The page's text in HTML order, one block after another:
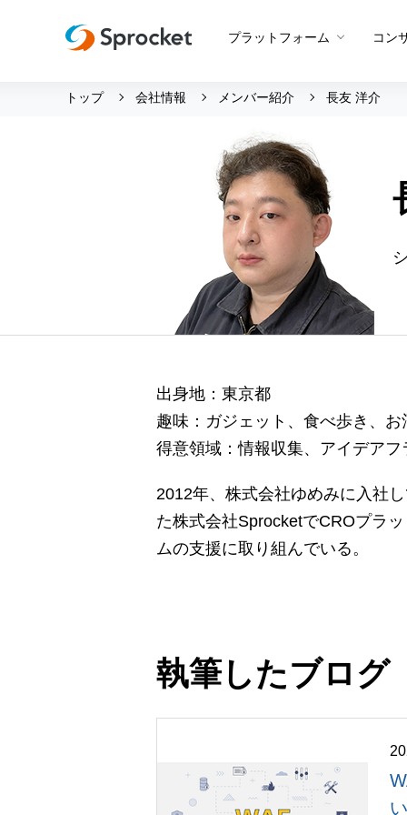
プラットフォーム
プロダクト概要
Web接客
アプリ最適化
アンケート
A/Bテスト
LINE活用
コン
運用支援 トップ
グッドスパイラル
Beyond CROコンサルティン
CROコンサルティング
設定代行
サポートボット
会社情報 トップ
会社概要
メンバー紹介
採用情報
創業の想い
沿革
ビジョン・ミッション・バリ
トップ 会社情報 メンバー紹介 長友 洋介
出身地：東京都
趣味：ガジェット、食べ歩き、
得意領域：情報収集、アイデア
2012年、株式会社ゆめみに入社
た株式会社SprocketでCROプラ
ムの支援に取り組んでいる。
執筆したブログ